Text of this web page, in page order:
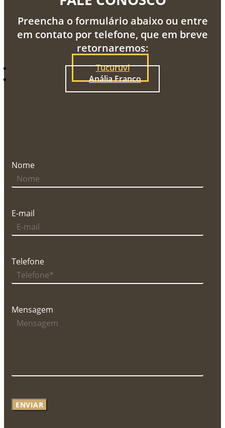
Preencha o formulário abaixo ou entre
em contato por telefone, que em breve
retornaremos:
Tucuruvi
Anália Franco
Nome
E-mail
Telefone
Mensagem
ENVIAR